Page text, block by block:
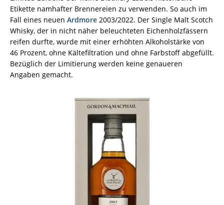
Etikette namhafter Brennereien zu verwenden. So auch im
Fall eines neuen Ardmore 2003/2022. Der Single Malt Scotch
Whisky, der in nicht näher beleuchteten Eichenholzfässern
reifen durfte, wurde mit einer erhöhten Alkoholstärke von
46 Prozent, ohne Kältefiltration und ohne Farbstoff abgefüllt.
Bezüglich der Limitierung werden keine genaueren
Angaben gemacht.